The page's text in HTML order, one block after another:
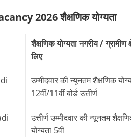
2026 शैक्षणिक योग्यता
शैक्षणिक योग्यता नगरीय / ग्रामीण
लिए
उम्मीदवार की न्यूनतम शैक्षणिक
12वीं/11वीं बोर्ड उत्तीर्ण
उत्तीर्ण उम्मीदवार की न्यूनतम
योग्यता 5वीं